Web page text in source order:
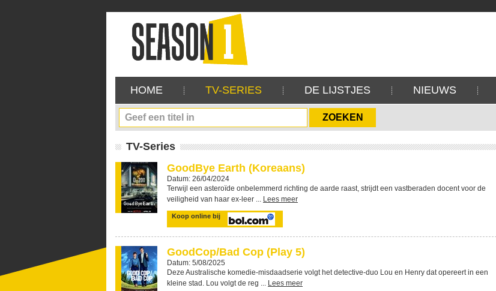
HOME TV-SERIES DE LIJSTJES NIEUWS
TV-Series
GoodBye Earth (Koreaans)
Datum: 26/04/2024
Terwijl een asteroïde onbelemmerd richting de aarde raast, strijdt een vastberaden docent voor de
veiligheid van haar ex-leer ... Lees meer
Koop online bij
GoodCop/Bad Cop (Play 5)
Datum: 5/08/2025
Deze Australische komedie-misdaadserie volgt het detective-duo Lou en Henry dat opereert in een
kleine stad. Lou volgt de reg ... Lees meer